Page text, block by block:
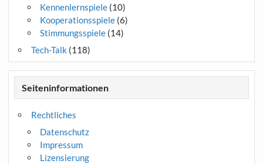
Kennenlernspiele(10)
Kooperationsspiele(6)
Stimmungsspiele(14)
Tech-Talk (118)
Seiteninformationen
Rechtliches
Datenschutz
Impressum
Lizensierung